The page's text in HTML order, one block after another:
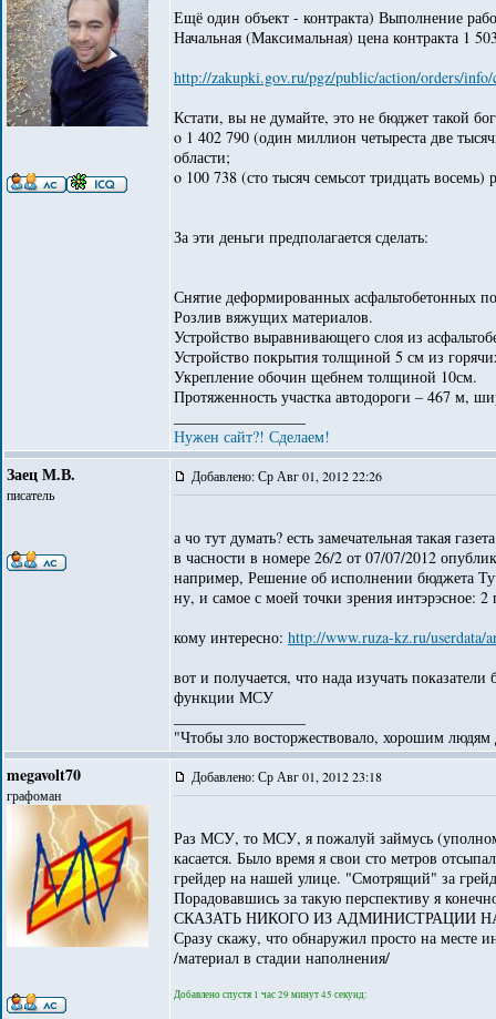
Ещё один объект - контракта) Выполнение
Начальная (Максимальная) цена контракта 1
http://zakupki.gov.ru/pgz/public/action/orders/
Кстати, вы не думайте, это не бюджет такой
o 1 402 790 (один миллион четыреста две
области;
o 100 738 (сто тысяч семьсот тридцать
За эти деньги предполагается сделать:
Снятие деформированных асфальтобетонных
Розлив вяжущих материалов.
Устройство выравнивающего слоя из
Устройство покрытия толщиной 5 см из
Укрепление обочин щебнем толщиной 10см.
Протяженность участка автодороги – 467 м,
Нужен сайт?! Сделаем!
Заец М.В.
писатель
Добавлено: Ср Авг 01, 2012 22:26
а чо тут думать? есть замечательная такая
в часности в номере 26/2 от 07/07/2012
например, Решение об исполнении бюджета
ну, и самое с моей точки зрения интэрэсное:
кому интересно: http://www.ruza-kz.ru/userdata/
вот и получается, что нада изучать
функции МСУ
"Чтобы зло восторжествовало, хорошим людям
megavolt70
графоман
Добавлено: Ср Авг 01, 2012 23:18
Раз МСУ, то МСУ, я пожалуй займусь
касается. Было время я свои сто метров
грейдер на нашей улице. "Смотрящий" за
Порадовавшись за такую перспективу я
СКАЗАТЬ НИКОГО ИЗ АДМИНИСТРАЦИИ
Сразу скажу, что обнаружил просто на месте
/материал в стадии наполнения/
Добавлено спустя 1 час 29 минут 45 секунд: